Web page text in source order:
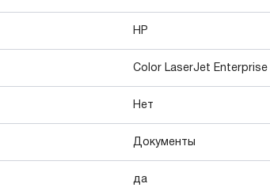
HP
Color LaserJet Enterprise
Нет
Документы
да